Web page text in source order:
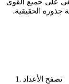
على جميع القوى
جذوره الحقيقية.
تصفح الأعداد